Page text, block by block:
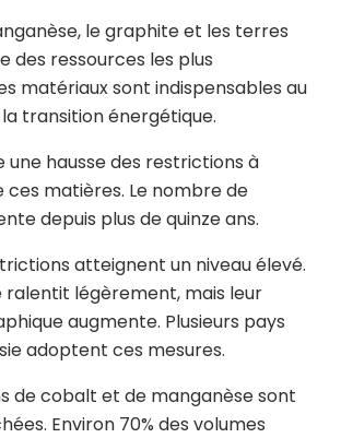
le graphite et les terres
des ressources les plus
matériaux sont indispensables au
transition énergétique.
une hausse des restrictions à
ces matières. Le nombre de
depuis plus de quinze ans.
atteignent un niveau élevé.
ralentit légèrement, mais leur
augmente. Plusieurs pays
adoptent ces mesures.
de cobalt et de manganèse sont
Environ 70% des volumes